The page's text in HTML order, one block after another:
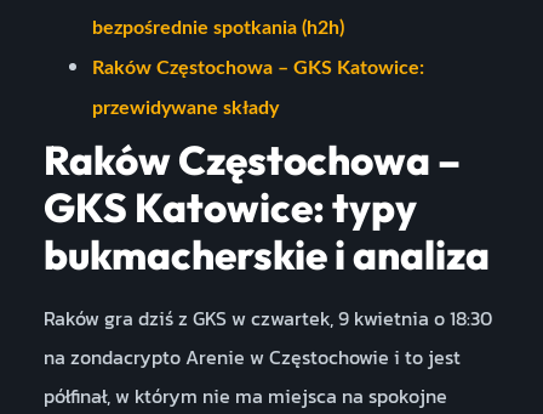
bezpośrednie spotkania (h2h)
Raków Częstochowa – GKS Katowice:
przewidywane składy
Raków Częstochowa –
GKS Katowice: typy
bukmacherskie i analiza
Raków gra dziś z GKS w czwartek, 9 kwietnia o 18:30
na zondacrypto Arenie w Częstochowie i to jest
półfinał, w którym nie ma miejsca na spokojne